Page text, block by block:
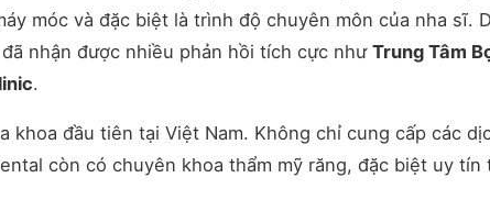
móc và đặc biệt là trình độ chuyên môn của nha sĩ.
nhận được nhiều phản hồi tích cực nhưTrung Tâm
.
khoa đầu tiên tại Việt Nam. Không chỉ cung cấp các
còn có chuyên khoa thẩm mỹ răng, đặc biệt uy tín